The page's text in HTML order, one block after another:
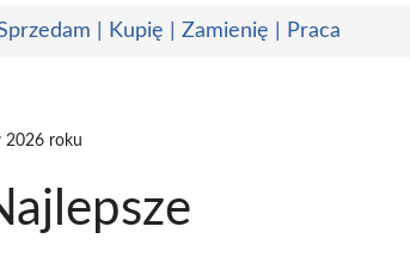
| Kupię | Zamienię | Praca
2026 roku